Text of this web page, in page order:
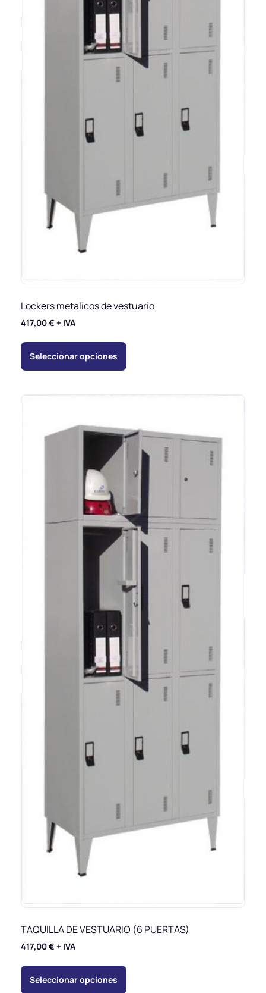
Lockers metalicos de vestuario
417,00€ + IVA
Seleccionar opciones
TAQUILLA DE VESTUARIO (6 PUERTAS)
417,00€ + IVA
Seleccionar opciones